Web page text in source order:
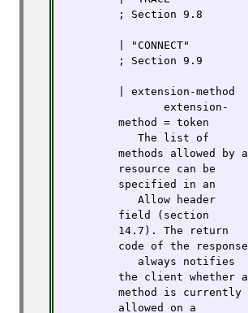
; Section 9.8
| "CONNECT"
; Section 9.9
| extension-method
       extension-
method = token
   The list of
methods allowed by a
resource can be
specified in an
   Allow header
field (section
14.7). The return
code of the response
   always notifies
the client whether a
method is currently
allowed on a